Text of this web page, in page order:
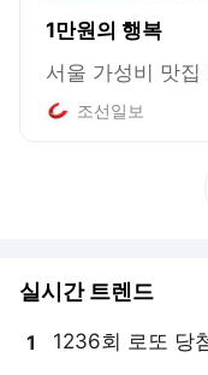
1만원의 행복
서울 가성비 맛집
조선일보
실시간 트렌드
1 1236회 로또 당